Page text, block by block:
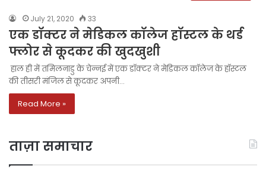
July 21, 2020 33
एक डॉक्टर ने मेडिकल कॉलेज हॉस्टल के थर्ड
फ्लोर से कूदकर की खुदखुशी
हाल ही में तमिलनाडु के चेन्नई में एक डॉक्टर ने मेडिकल कॉलेज के हॉस्टल
की तीसरी मंजिल से कूदकर अपनी…
Read More »
ताज़ा समाचार